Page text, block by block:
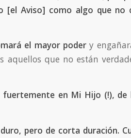
[el Aviso] como algo que no
el mayor poder y
aquellos que no están
fuertemente en Mi Hijo (!),
pero de corta duración.